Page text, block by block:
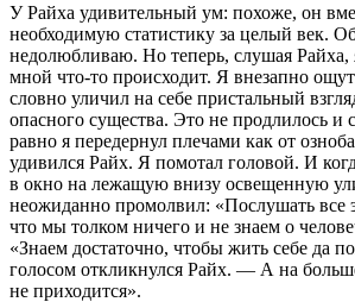
У Райха удивительный ум: похоже, он
необходимую статистику за целый век.
недолюбливаю. Но теперь, слушая Райха,
мной что‑то происходит. Я внезапно
словно уличил на себе пристальный
опасного существа. Это не продлилось и
равно я передернул плечами как от
удивился Райх. Я помотал головой. И
в окно на лежащую внизу освещенную
неожиданно промолвил: «Послушать все
что мы толком ничего и не знаем о
«Знаем достаточно, чтобы жить себе да
голосом откликнулся Райх. — А на
не приходится».